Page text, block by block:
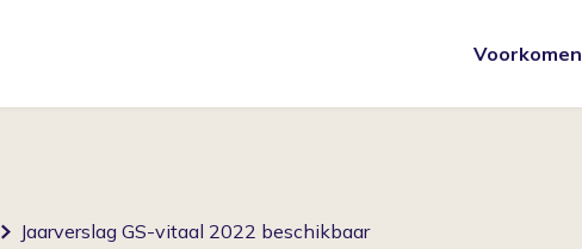
Voorkomen
Jaarverslag GS-vitaal 2022 beschikbaar